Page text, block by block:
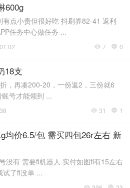
600g
点小贵但很好吃 抖刷券82-41 返利
任务中心做任务 ...
 7  0
18支
，再凑200-20，一份返2，三份就6
号才能领到 ...
 31  1
均价6.5/包 需买四包26r左右 新
没有 需要fl机器人 实付如图fl有15左右
试了fl没单 ...